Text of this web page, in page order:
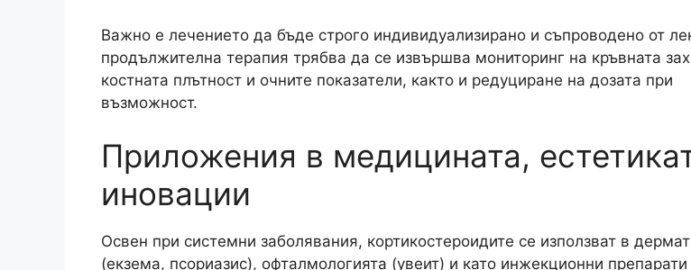
Важно е лечението да бъде строго индивидуализирано и съпроводено от
продължителна терапия трябва да се извършва мониторинг на кръвната
костната плътност и очните показатели, както и редуциране на дозата при
възможност.
Приложения в медицината,
иновации
Освен при системни заболявания, кортикостероидите се използват в
(екзема, псориазис), офталмологията (увеит) и като инжекционни препарати